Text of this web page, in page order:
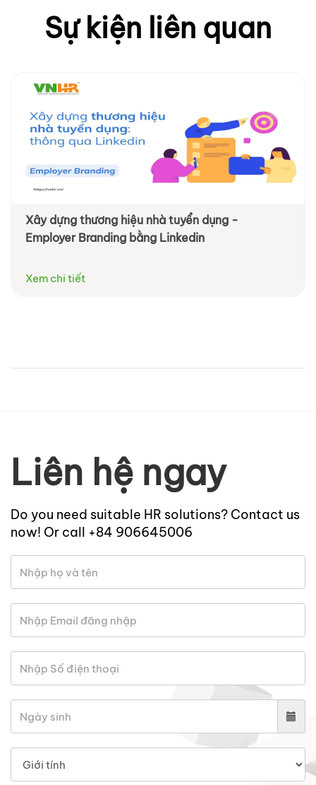
Sự kiện liên quan
Xây dựng thương hiệu nhà tuyển dụng -
Employer Branding bằng Linkedin
Xem chi tiết
Liên hệ ngay
Do you need suitable HR solutions? Contact us
now! Or call +84 906645006